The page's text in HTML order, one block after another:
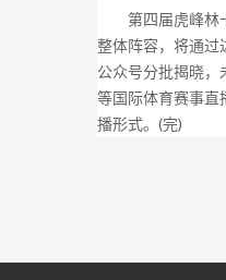
第四届虎峰林
整体阵容，将通过
公众号分批揭晓
等国际体育赛事直
播形式。(完)